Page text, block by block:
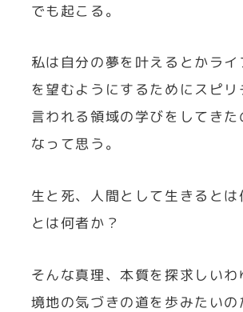
でも起こる。
私は自分の夢を叶えるとかライ
を望むようにするためにスピリ
言われる領域の学びをしてきた
なって思う。
生と死、人間として生きるとは
とは何者か？
そんな真理、本質を探求しいわ
境地の気づきの道を歩みたいの